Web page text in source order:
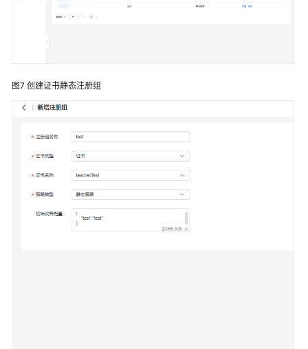
图7 创建证书静态注册组